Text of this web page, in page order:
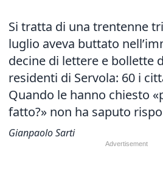
Si tratta di una trentenne
luglio aveva buttato
decine di lettere e bollette
residenti di Servola: 60 i
Quando le hanno chiesto
fatto?» non ha saputo
Gianpaolo Sarti